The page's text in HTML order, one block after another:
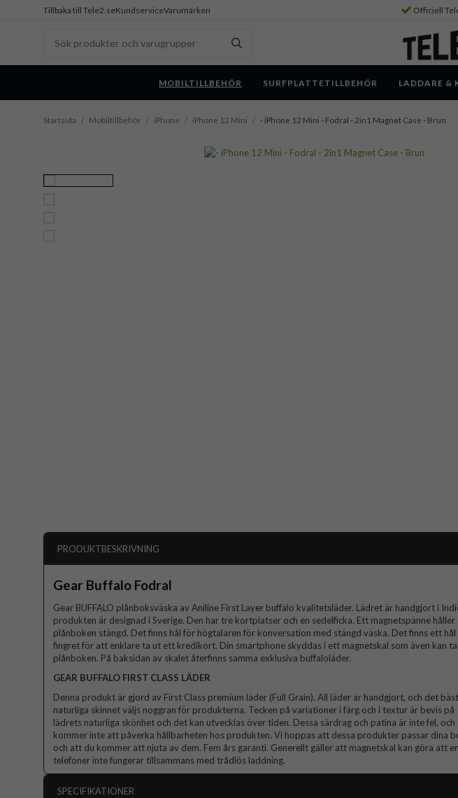
Tillbaka till Tele2.seKundserviceVarumärken Officiell
MOBILTILLBEHÖR SURFPLATTETILLBEHÖR LADDARE &
Startsida / Mobiltillbehör / iPhone / iPhone 12 Mini / - iPhone 12 Mini - Fodral - 2in1 Magnet Case - Brun
PRODUKTBESKRIVNING
Gear Buffalo Fodral
Gear BUFFALO plånboksväska av Aniline First Layer buffalo kvalitetsläder. Lädret är handgjort i
produkten är designad i Sverige. Den har tre kortplatser och en sedelficka. Ett magnetspänne håller
plånboken stängd. Det finns hål för högtalaren för konversation med stängd väska. Det finns ett
fingret för att enklare ta ut ett kredikort. Din smartphone skyddas i ett magnetskal som även kan
plånboken. På baksidan av skalet återfinns samma exklusiva buffaloläder.
GEAR BUFFALO FIRST CLASS LÄDER
Denna produkt är gjord av First Class premium läder (Full Grain). All läder är handgjort, och det
naturliga skinnet väljs noggran för produkterna. Tecken på variationer i färg och i textur är bevis på
lädrets naturliga skönhet och det kan utvecklas över tiden. Dessa särdrag och patina är inte fel, och
kommer inte att påverka hållbarheten hos produkten. Vi hoppas att dessa produkter passar dina
och att du kommer att njuta av dem. Fem års garanti. Generellt gäller att magnetskal kan göra att
telefoner inte fungerar tillsammans med trådlös laddning.
SPECIFIKATIONER